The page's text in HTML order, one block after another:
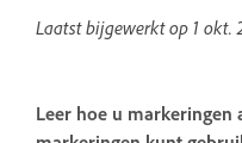
Laatst bijgewerkt op 1 okt.
Leer hoe u markeringen